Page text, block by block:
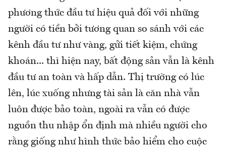
phương thức đầu tư hiệu quả đối với những
người có tiền bởi tương quan so sánh với các
kênh đầu tư như vàng, gửi tiết kiệm, chứng
khoán... thì hiện nay, bất động sản vẫn là kênh
đầu tư an toàn và hấp dẫn. Thị trường có lúc
lên, lúc xuống nhưng tài sản là căn nhà vẫn
luôn được bảo toàn, ngoài ra vẫn có được
nguồn thu nhập ổn định mà nhiều người cho
rằng giống như hình thức bảo hiểm cho cuộc